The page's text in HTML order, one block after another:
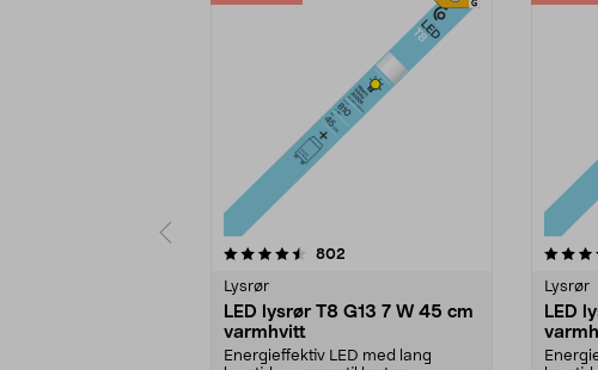
802
Lysrør
LED lysrør T8 G13 7 W 45 cm
varmhvitt
Energieffektiv LED med lang
4.5 av 5 stjerner
Lysrør
LED